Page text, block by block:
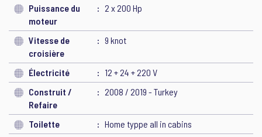
Puissance du
moteur
2 x 200 Hp
Vitesse de
croisière
9 knot
Électricité
12 + 24 + 220 V
Construit /
Refaire
2008 / 2019 - Turkey
Toilette Home typpe all in cabins